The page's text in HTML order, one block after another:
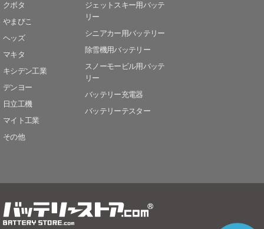
クボタ
やまびこ
ヘッズ
マキタ
キシデン工業
デンヨー
日立工機
マイト工業
その他
ジェットスキー用バッテ
リー
シニアカー用バッテリー
除雪機用バッテリー
スノーモービル用バッテ
リー
バッテリー充電器
バッテリーテスター